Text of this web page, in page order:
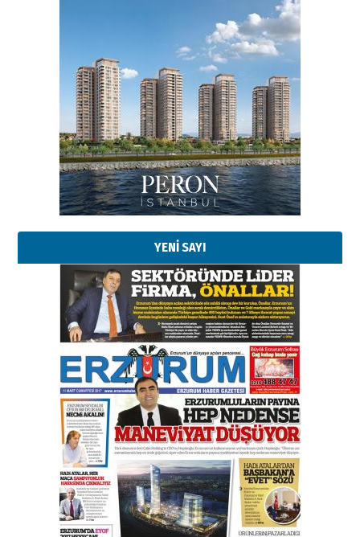
YENİ SAYI
Esat BİNDESEN
Başkan Sekmen’den Erzurum’a
bir vizyon proje daha!
02 Ağustos 2026 Pazar
Kadir SABUNCUOĞLU
Erzurumspor’un köşe taşları
29 Haziran 2026 Pazartesi